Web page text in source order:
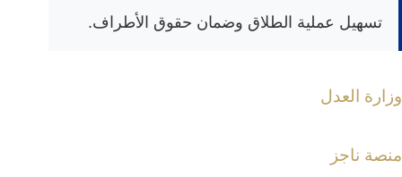
تسهيل عملية الطلاق وضمان حقوق الأطراف.
وزارة العدل
منصة ناجز